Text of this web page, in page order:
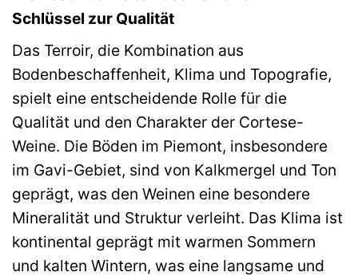
Schlüssel zur Qualität
Das Terroir, die Kombination aus
Bodenbeschaffenheit, Klima und Topografie,
spielt eine entscheidende Rolle für die
Qualität und den Charakter der Cortese-
Weine. Die Böden im Piemont, insbesondere
im Gavi-Gebiet, sind von Kalkmergel und Ton
geprägt, was den Weinen eine besondere
Mineralität und Struktur verleiht. Das Klima ist
kontinental geprägt mit warmen Sommern
und kalten Wintern, was eine langsame und